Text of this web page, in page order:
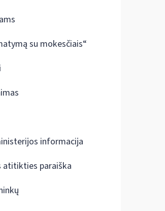
su mokesčiais“
informacija
atitikties paraiška